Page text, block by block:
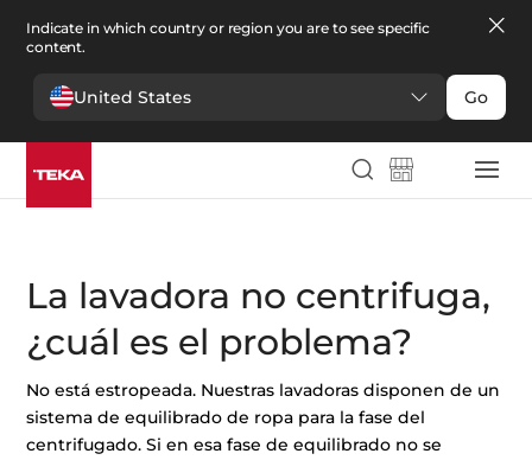
Indicate in which country or region you are to see specific
content.
United States Go
La lavadora no centrifuga,
¿cuál es el problema?
No está estropeada. Nuestras lavadoras disponen de un
sistema de equilibrado de ropa para la fase del
centrifugado. Si en esa fase de equilibrado no se